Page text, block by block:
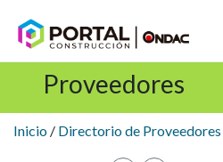
Proveedores
Inicio / Directorio de Proveedores